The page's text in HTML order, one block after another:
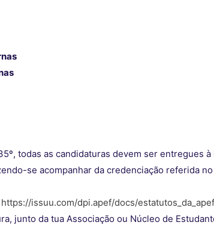
todas as candidaturas devem ser entregues
se acompanhar da credenciação referida
https://issuu.com/dpi.apef/docs/estatutos_da_apef_
junto da tua Associação ou Núcleo de